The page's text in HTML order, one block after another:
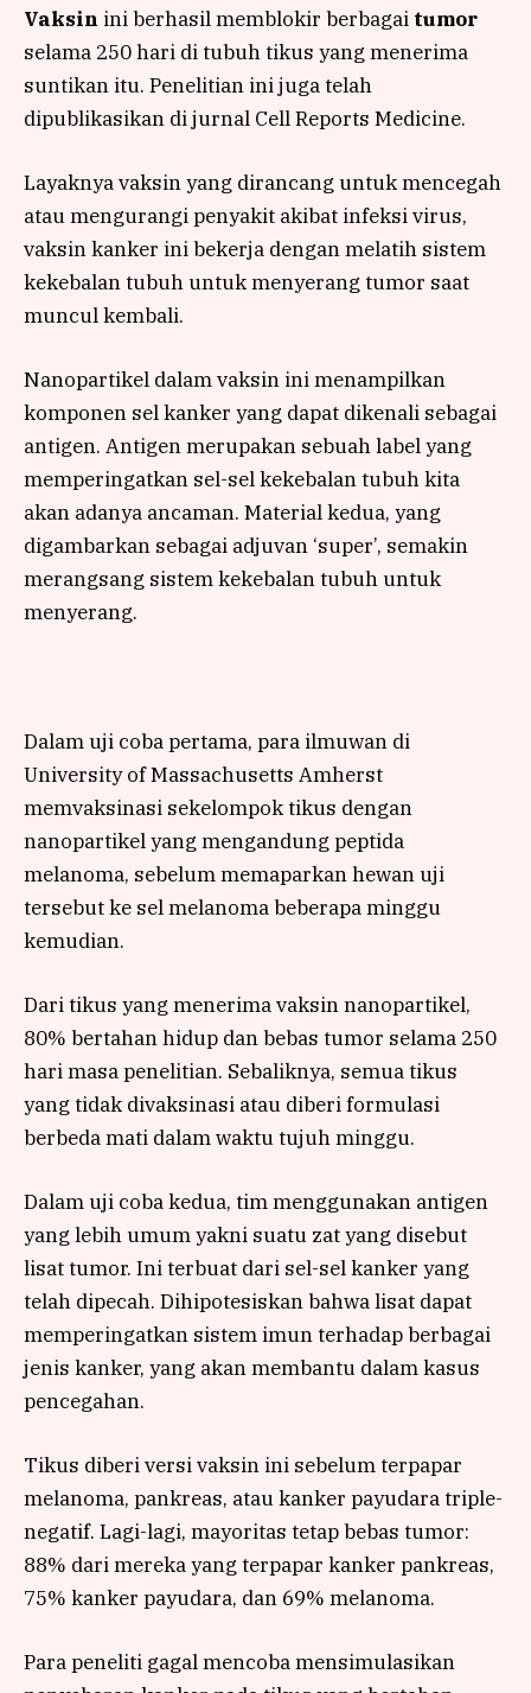
Vaksin ini berhasil memblokir berbagai tumor
selama 250 hari di tubuh tikus yang menerima
suntikan itu. Penelitian ini juga telah
dipublikasikan di jurnal Cell Reports Medicine.
Layaknya vaksin yang dirancang untuk mencegah
atau mengurangi penyakit akibat infeksi virus,
vaksin kanker ini bekerja dengan melatih sistem
kekebalan tubuh untuk menyerang tumor saat
muncul kembali.
Nanopartikel dalam vaksin ini menampilkan
komponen sel kanker yang dapat dikenali sebagai
antigen. Antigen merupakan sebuah label yang
memperingatkan sel-sel kekebalan tubuh kita
akan adanya ancaman. Material kedua, yang
digambarkan sebagai adjuvan ‘super’, semakin
merangsang sistem kekebalan tubuh untuk
menyerang.
Dalam uji coba pertama, para ilmuwan di
University of Massachusetts Amherst
memvaksinasi sekelompok tikus dengan
nanopartikel yang mengandung peptida
melanoma, sebelum memaparkan hewan uji
tersebut ke sel melanoma beberapa minggu
kemudian.
Dari tikus yang menerima vaksin nanopartikel,
80% bertahan hidup dan bebas tumor selama 250
hari masa penelitian. Sebaliknya, semua tikus
yang tidak divaksinasi atau diberi formulasi
berbeda mati dalam waktu tujuh minggu.
Dalam uji coba kedua, tim menggunakan antigen
yang lebih umum yakni suatu zat yang disebut
lisat tumor. Ini terbuat dari sel-sel kanker yang
telah dipecah. Dihipotesiskan bahwa lisat dapat
memperingatkan sistem imun terhadap berbagai
jenis kanker, yang akan membantu dalam kasus
pencegahan.
Tikus diberi versi vaksin ini sebelum terpapar
melanoma, pankreas, atau kanker payudara triple-
negatif. Lagi-lagi, mayoritas tetap bebas tumor:
88% dari mereka yang terpapar kanker pankreas,
75% kanker payudara, dan 69% melanoma.
Para peneliti gagal mencoba mensimulasikan